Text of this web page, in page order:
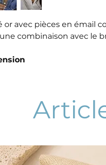
avec pièces en émail
combinaison avec le